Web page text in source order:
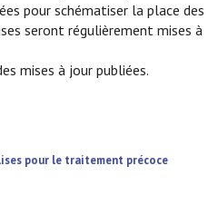
pour schématiser la place des
seront régulièrement mises à
mises à jour publiées.
pour le traitement précoce